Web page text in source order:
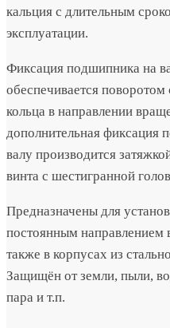
кальция с длительным
эксплуатации.
Фиксация подшипника на
обеспечивается поворотом
кольца в направлении
дополнительная фиксация
валу производится
винта с шестигранной
Предназначены для
постоянным направлением
также в корпусах из
Защищён от земли, пыли,
пара и т.п.